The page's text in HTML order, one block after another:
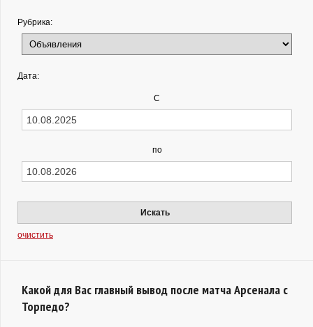
Рубрика:
Дата:
С
по
Искать
очистить
Какой для Вас главный вывод после матча Арсенала с
Торпедо?